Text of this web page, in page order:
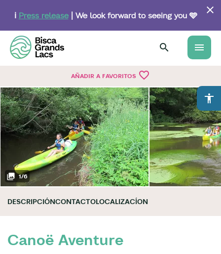
content
ℹ️ Press release| We look forward to seeing you 🩵
menu
AÑADIR A FAVORITOS favorite_border
accessibility
1/6
DESCRIPCIÓNCONTACTOLOCALIZACÍON
Canoë Aventure